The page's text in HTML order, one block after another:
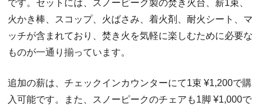
です。セットには、スノーピーク製の焚き火台、薪1束、
火かき棒、スコップ、火ばさみ、着火剤、耐火シート、マ
ッチが含まれており、焚き火を気軽に楽しむために必要な
ものが一通り揃っています。
追加の薪は、チェックインカウンターにて1束 ¥1,200で購
入可能です。また、スノーピークのチェアも1脚 ¥1,000で